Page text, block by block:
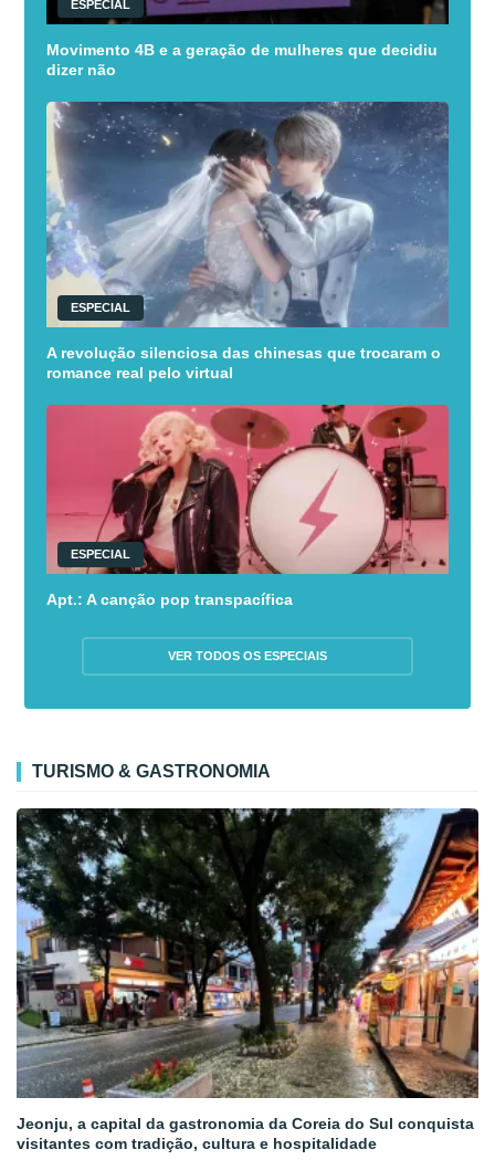
ESPECIAL
Movimento 4B e a geração de mulheres que decidiu
dizer não
ESPECIAL
A revolução silenciosa das chinesas que trocaram o
romance real pelo virtual
ESPECIAL
Apt.: A canção pop transpacífica
VER TODOS OS ESPECIAIS
TURISMO & GASTRONOMIA
Jeonju, a capital da gastronomia da Coreia do Sul conquista
visitantes com tradição, cultura e hospitalidade